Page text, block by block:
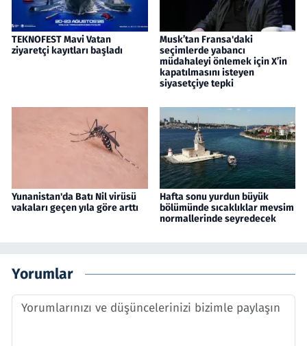
TEKNOFEST Mavi Vatan
ziyaretçi kayıtları başladı
Musk’tan Fransa'daki
seçimlerde yabancı
müdahaleyi önlemek için X’in
kapatılmasını isteyen
siyasetçiye tepki
Yunanistan'da Batı Nil virüsü
vakaları geçen yıla göre arttı
Hafta sonu yurdun büyük
bölümünde sıcaklıklar mevsim
normallerinde seyredecek
Yorumlar